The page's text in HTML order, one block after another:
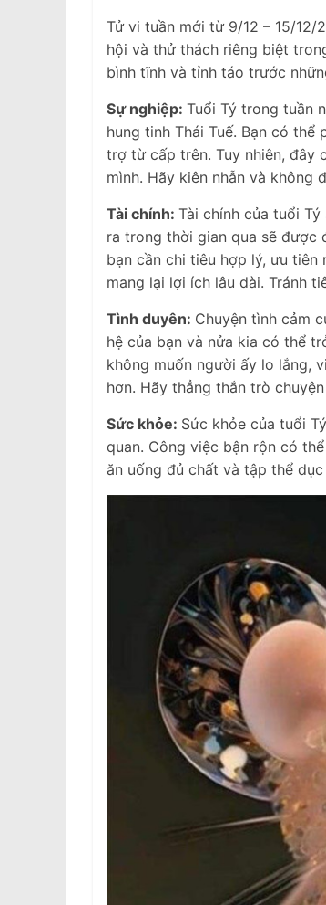
Tử vi tuần mới từ 9/12 – 15/
hội và thử thách riêng biệt
bình tĩnh và tỉnh táo trước
Sự nghiệp: Tuổi Tý trong tuần
hung tinh Thái Tuế. Bạn có
trợ từ cấp trên. Tuy nhiên, đây
mình. Hãy kiên nhẫn và không
Tài chính: Tài chính của tuổi
ra trong thời gian qua sẽ được
bạn cần chi tiêu hợp lý, ưu
mang lại lợi ích lâu dài. Tránh
Tình duyên: Chuyện tình cảm
hệ của bạn và nửa kia có thể
không muốn người ấy lo lắng,
hơn. Hãy thẳng thắn trò
Sức khỏe: Sức khỏe của tuổi
quan. Công việc bận rộn có
ăn uống đủ chất và tập thể